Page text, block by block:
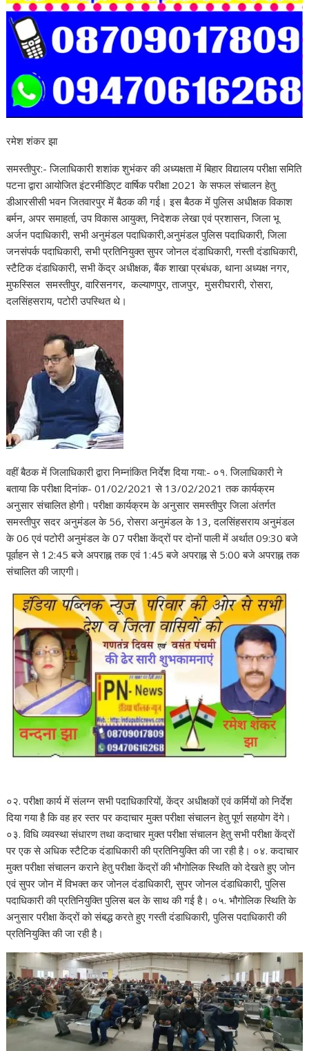
रमेश शंकर झा
समस्तीपुर:- जिलाधिकारी शशांक शुभंकर की अध्यक्षता में बिहार विद्यालय परीक्षा समिति
पटना द्वारा आयोजित इंटरमीडिएट वार्षिक परीक्षा 2021 के सफल संचालन हेतु
डीआरसीसी भवन जितवारपुर में बैठक की गई। इस बैठक में पुलिस अधीक्षक विकाश
बर्मन, अपर समाहर्ता, उप विकास आयुक्त, निदेशक लेखा एवं प्रशासन, जिला भू
अर्जन पदाधिकारी, सभी अनुमंडल पदाधिकारी,अनुमंडल पुलिस पदाधिकारी, जिला
जनसंपर्क पदाधिकारी, सभी प्रतिनियुक्त सुपर जोनल दंडाधिकारी, गस्ती दंडाधिकारी,
स्टैटिक दंडाधिकारी, सभी केंद्र अधीक्षक, बैंक शाखा प्रबंधक, थाना अध्यक्ष नगर,
मुफस्सिल समस्तीपुर, वारिसनगर, कल्याणपुर, ताजपुर, मुसरीघरारी, रोसरा,
दलसिंहसराय, पटोरी उपस्थित थे।
वहीं बैठक में जिलाधिकारी द्वारा निम्नांकित निर्देश दिया गया:- ०१. जिलाधिकारी ने
बताया कि परीक्षा दिनांक- 01/02/2021 से 13/02/2021 तक कार्यक्रम
अनुसार संचालित होगी। परीक्षा कार्यक्रम के अनुसार समस्तीपुर जिला अंतर्गत
समस्तीपुर सदर अनुमंडल के 56, रोसरा अनुमंडल के 13, दलसिंहसराय अनुमंडल
के 06 एवं पटोरी अनुमंडल के 07 परीक्षा केंद्रों पर दोनों पाली में अर्थात 09:30 बजे
पूर्वाहन से 12:45 बजे अपराह्न तक एवं 1:45 बजे अपराह्न से 5:00 बजे अपराह्न तक
संचालित की जाएगी।
०२. परीक्षा कार्य में संलग्न सभी पदाधिकारियों, केंद्र अधीक्षकों एवं कर्मियों को निर्देश
दिया गया है कि वह हर स्तर पर कदाचार मुक्त परीक्षा संचालन हेतु पूर्ण सहयोग देंगे।
०३. विधि व्यवस्था संधारण तथा कदाचार मुक्त परीक्षा संचालन हेतु सभी परीक्षा केंद्रों
पर एक से अधिक स्टैटिक दंडाधिकारी की प्रतिनियुक्ति की जा रही है। ०४. कदाचार
मुक्त परीक्षा संचालन कराने हेतु परीक्षा केंद्रों की भौगोलिक स्थिति को देखते हुए जोन
एवं सुपर जोन में विभक्त कर जोनल दंडाधिकारी, सुपर जोनल दंडाधिकारी, पुलिस
पदाधिकारी की प्रतिनियुक्ति पुलिस बल के साथ की गई है। ०५. भौगोलिक स्थिति के
अनुसार परीक्षा केंद्रों को संबद्ध करते हुए गस्ती दंडाधिकारी, पुलिस पदाधिकारी की
प्रतिनियुक्ति की जा रही है।